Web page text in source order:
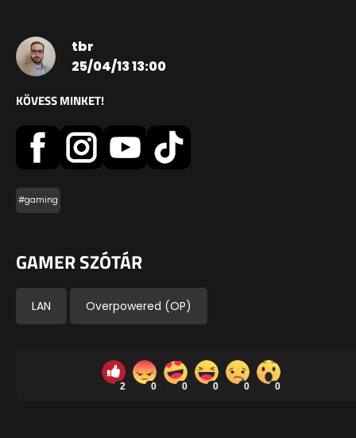
tbr
25/04/13 13:00
KÖVESS MINKET!
#gaming
GAMER SZÓTÁR
LAN Overpowered (OP)
2 0 0 0 0 0